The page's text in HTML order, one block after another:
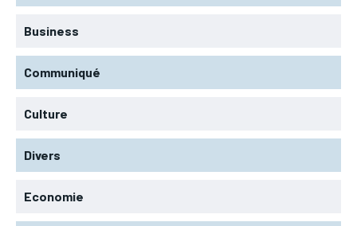
Business
Communiqué
Culture
Divers
Economie